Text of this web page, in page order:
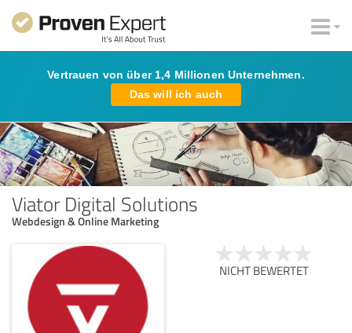
Vertrauen von über 1,4 Millionen Unternehmen.
Das will ich auch
Viator Digital Solutions
Webdesign & Online Marketing
NICHT BEWERTET